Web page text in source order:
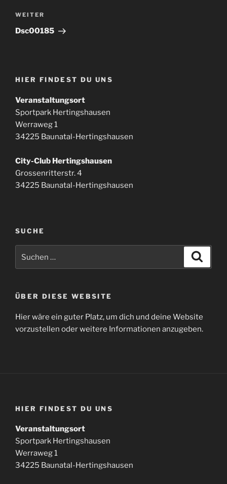
Nächster
Beitrag
WEITER
Dsc00185
HIER FINDEST DU UNS
Veranstaltungsort
Sportpark Hertingshausen
Werraweg 1
34225 Baunatal-Hertingshausen
City-Club Hertingshausen
Grossenritterstr. 4
34225 Baunatal-Hertingshausen
SUCHE
nach:
ÜBER DIESE WEBSITE
Hier wäre ein guter Platz, um dich und deine Website
vorzustellen oder weitere Informationen anzugeben.
HIER FINDEST DU UNS
Veranstaltungsort
Sportpark Hertingshausen
Werraweg 1
34225 Baunatal-Hertingshausen